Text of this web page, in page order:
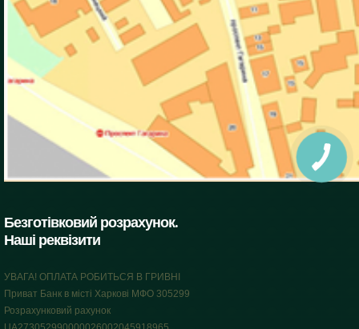
Безготівковий розрахунок.
Наші реквізити
УВАГА! ОПЛАТА РОБИТЬСЯ В ГРИВНІ
Приват Банк в місті Харкові МФО 305299
Розрахунковий рахунок